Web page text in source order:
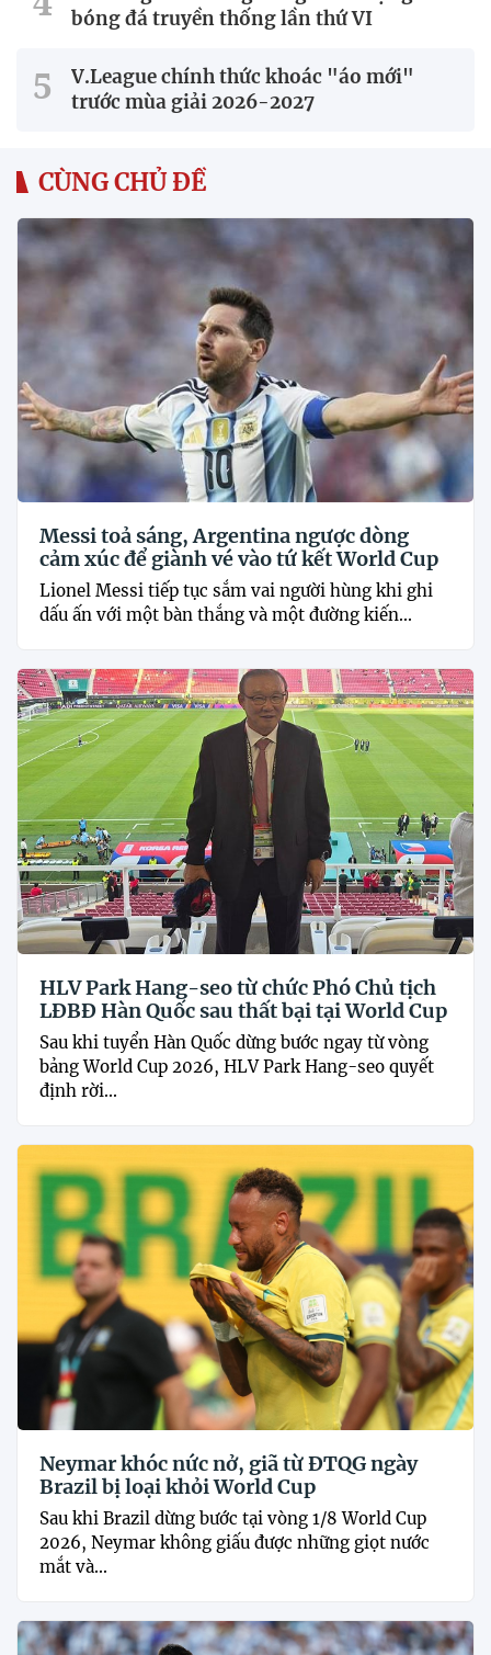
bóng đá truyền thống lần thứ VI
V.League chính thức khoác "áo mới"
trước mùa giải 2026-2027
CÙNG CHỦ ĐỀ
Messi toả sáng, Argentina ngược dòng
cảm xúc để giành vé vào tứ kết World Cup
Lionel Messi tiếp tục sắm vai người hùng khi ghi
dấu ấn với một bàn thắng và một đường kiến...
HLV Park Hang-seo từ chức Phó Chủ tịch
LĐBĐ Hàn Quốc sau thất bại tại World Cup
Sau khi tuyển Hàn Quốc dừng bước ngay từ vòng
bảng World Cup 2026, HLV Park Hang-seo quyết
định rời...
Neymar khóc nức nở, giã từ ĐTQG ngày
Brazil bị loại khỏi World Cup
Sau khi Brazil dừng bước tại vòng 1/8 World Cup
2026, Neymar không giấu được những giọt nước
mắt và...